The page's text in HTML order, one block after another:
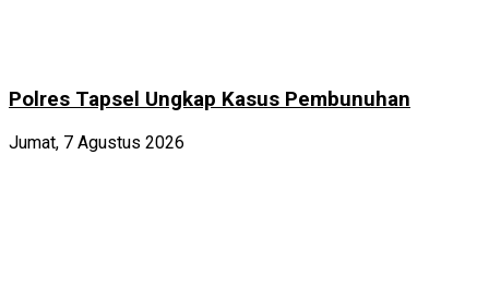
Polres Tapsel Ungkap Kasus Pembunuhan
Jumat, 7 Agustus 2026